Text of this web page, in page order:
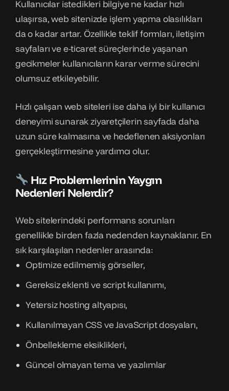
Kullanıcılar istedikleri bilgiye ne kadar hızlı
ulaşırsa, web sitenizde işlem yapma olasılıkları
da o kadar artar. Özellikle teklif formları, iletişim
sayfaları ve e-ticaret süreçlerinde yaşanan
gecikmeler kullanıcıların karar verme sürecini
olumsuz etkileyebilir.
Hızlı çalışan web siteleri ise daha iyi bir kullanıcı
deneyimi sunarak ziyaretçilerin sayfada daha
uzun süre kalmasına ve hedeflenen aksiyonları
gerçekleştirmesine yardımcı olur.
Hız Problemlerinin Yaygın
Nedenleri Nelerdir?
Web sitelerindeki performans sorunları
genellikle birden fazla nedenden kaynaklanır. En
sık karşılaşılan nedenler arasında:
Optimize edilmemiş görseller,
Gereksiz eklenti ve script kullanımı,
Yetersiz hosting altyapısı,
Kullanılmayan CSS ve JavaScript dosyaları,
Önbellekleme eksiklikleri,
Güncel olmayan tema ve yazılımlar